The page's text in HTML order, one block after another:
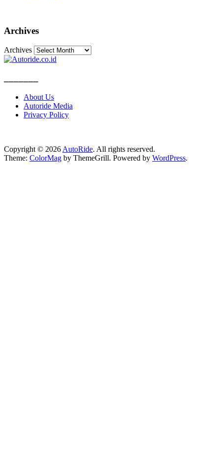
Archives
Archives
About Us
Autoride Media
Privacy Policy
Copyright © 2026 AutoRide. All rights reserved.
Theme: ColorMag by ThemeGrill. Powered by WordPress.